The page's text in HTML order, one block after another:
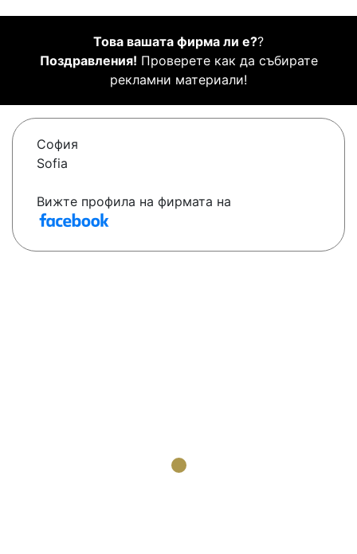
Това вашата фирма ли е??
Поздравления! Проверете как да събирате
рекламни материали!
София
Sofia
Вижте профила на фирмата на